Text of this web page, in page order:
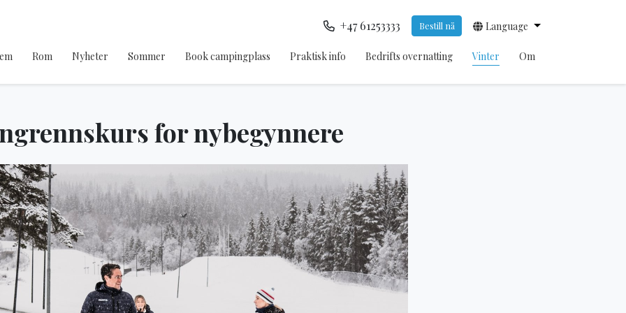
+47 61253333 Bestill nå Language
Rom Nyheter Sommer Book campingplass Praktisk info Bedrifts overnatting Vinter Om
for nybegynnere